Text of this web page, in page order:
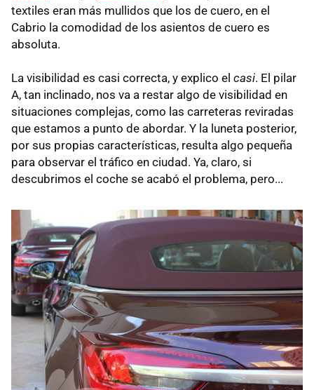
textiles eran más mullidos que los de cuero, en el
Cabrio la comodidad de los asientos de cuero es
absoluta.
La visibilidad es casi correcta, y explico el casi. El pilar
A, tan inclinado, nos va a restar algo de visibilidad en
situaciones complejas, como las carreteras reviradas
que estamos a punto de abordar. Y la luneta posterior,
por sus propias características, resulta algo pequeña
para observar el tráfico en ciudad. Ya, claro, si
descubrimos el coche se acabó el problema, pero...